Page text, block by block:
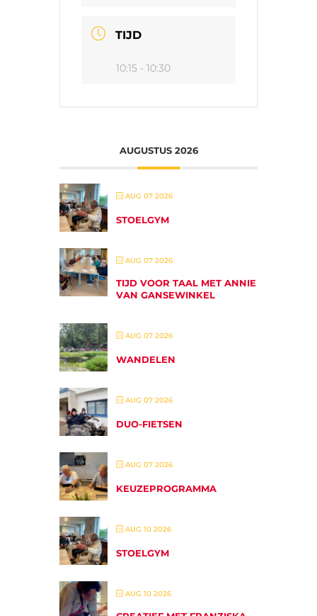
TIJD
10:15 - 10:30
AUGUSTUS 2026
AUG 07 2026
STOELGYM
AUG 07 2026
TIJD VOOR TAAL MET ANNIE
VAN GANSEWINKEL
AUG 07 2026
WANDELEN
AUG 07 2026
DUO-FIETSEN
AUG 07 2026
KEUZEPROGRAMMA
AUG 10 2026
STOELGYM
AUG 10 2026